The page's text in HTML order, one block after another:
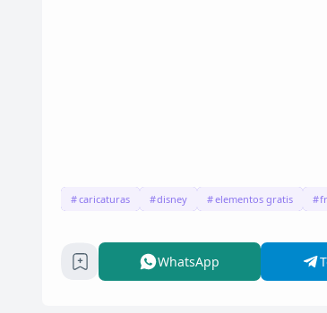
caricaturas disney elementos gratis
WhatsApp